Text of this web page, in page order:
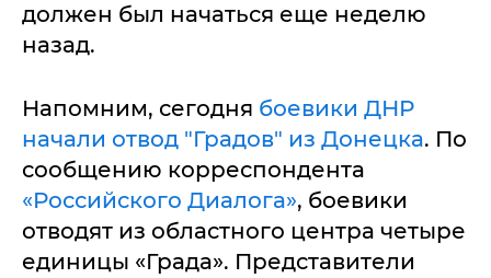
должен был начаться еще неделю
назад.
Напомним, сегодня боевики ДНР
начали отвод "Градов" из Донецка. По
сообщению корреспондента
«Российского Диалога», боевики
отводят из областного центра четыре
единицы «Града». Представители